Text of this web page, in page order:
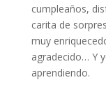
cumpleaños,
carita de
muy
agradecido… Y
aprendiendo.